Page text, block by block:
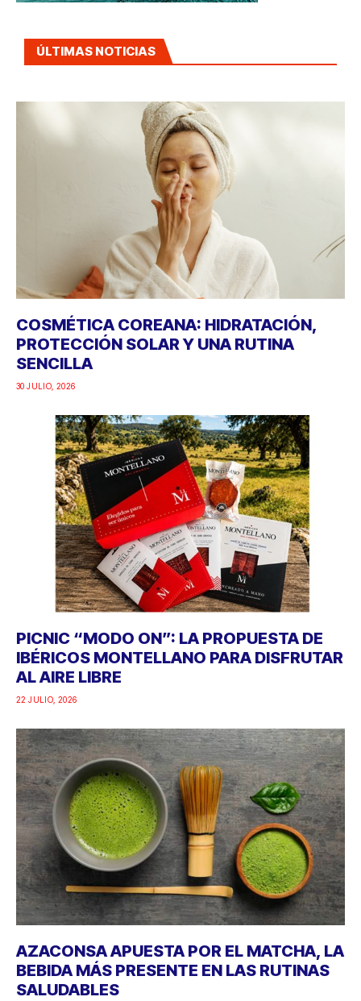
ÚLTIMAS NOTICIAS
COSMÉTICA COREANA: HIDRATACIÓN,
PROTECCIÓN SOLAR Y UNA RUTINA
SENCILLA
30 JULIO, 2026
PICNIC “MODO ON”: LA PROPUESTA DE
IBÉRICOS MONTELLANO PARA DISFRUTAR
AL AIRE LIBRE
22 JULIO, 2026
AZACONSA APUESTA POR EL MATCHA, LA
BEBIDA MÁS PRESENTE EN LAS RUTINAS
SALUDABLES